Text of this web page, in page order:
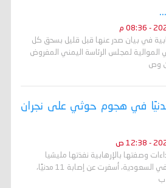
في بيان صدر عنها قبل قليل بسحق كل
لمجلس الرئاسة اليمني المفروض
وص
/ إصابة 11 مدنيًا في هجوم حوثي على نجران
وصفتها بالإرهابية نفذتها مليشيا
الحوثي على منطقة نجران في السعودية، أسفرت عن إصابة 11 مدنيًا،
ب